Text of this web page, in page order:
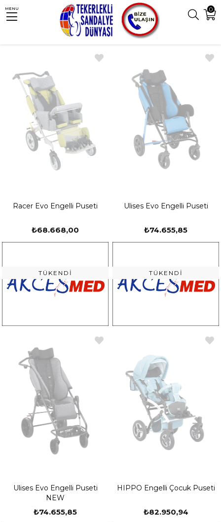
0
MENU
Anasayfa Akces-Med
Filtreleme
Sıralama
TÜKENDI
Racer Evo Engelli Puseti
₺68.668,00
TÜKENDI
Ulises Evo Engelli Puseti
₺74.655,85
Ulises Evo Engelli Puseti
NEW
₺74.655,85
HIPPO Engelli Çocuk Puseti
₺82.950,94